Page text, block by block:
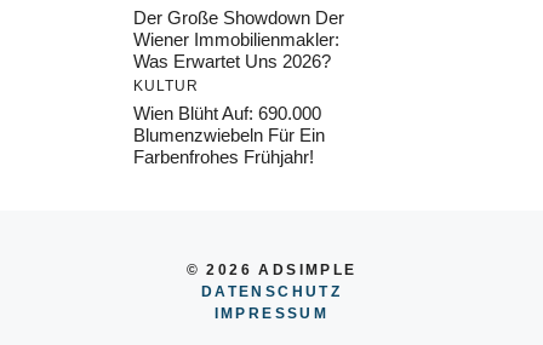
Der Große Showdown Der
Wiener Immobilienmakler:
Was Erwartet Uns 2026?
KULTUR
Wien Blüht Auf: 690.000
Blumenzwiebeln Für Ein
Farbenfrohes Frühjahr!
© 2026 ADSIMPLE
DATENSCHUTZ
IMPRESSUM